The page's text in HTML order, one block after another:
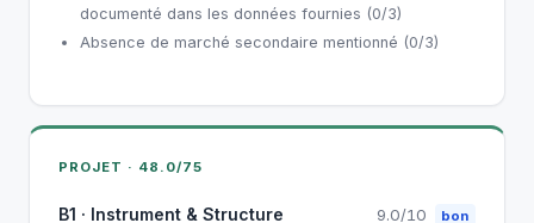
documenté dans les données fournies (0/3)
Absence de marché secondaire mentionné (0/3)
PROJET · 48.0/75
B1 · Instrument & Structure 9.0/10 bon